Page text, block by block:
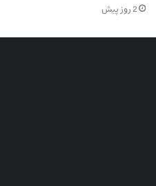
2 روز پیش